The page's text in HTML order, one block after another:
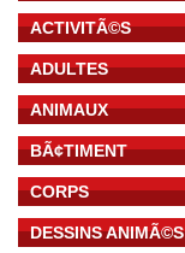
ACTIVITÃ©S
ADULTES
ANIMAUX
BÃ¢TIMENT
CORPS
DESSINS ANIMÃ©S